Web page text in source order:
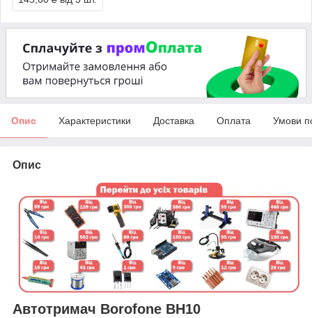
Опис Характеристики Доставка Оплата Умови
Опис
Автотримач Borofone BH10